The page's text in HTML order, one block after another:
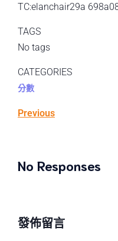
TC:elanchair29a
TAGS
No tags
CATEGORIES
分數
Previous
No Responses
發佈留言